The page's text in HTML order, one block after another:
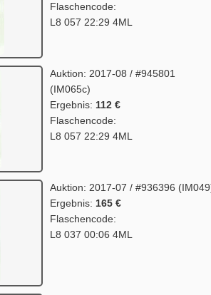
Flaschencode:
L8 057 22:29 4ML
Auktion: 2017-08 / #945801
(IM065c)
Ergebnis: 112 €
Flaschencode:
L8 057 22:29 4ML
Auktion: 2017-07 / #936396
Ergebnis: 165 €
Flaschencode:
L8 037 00:06 4ML